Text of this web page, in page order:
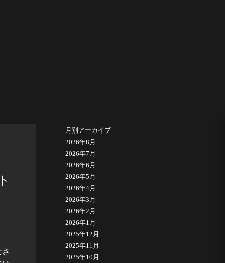
月別アーカイブ
2026年8月
2026年7月
2026年6月
2026年5月
2026年4月
2026年3月
2026年2月
2026年1月
2025年12月
2025年11月
2025年10月